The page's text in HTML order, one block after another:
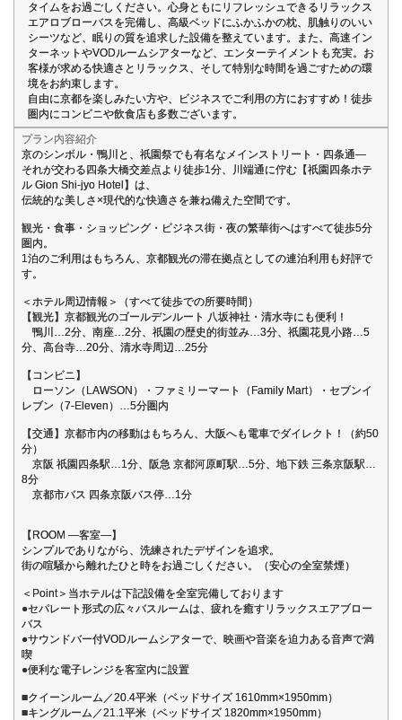
タイムをお過ごしください。心身ともにリフレッシュできるリラックス
エアロブローバスを完備し、高級ベッドにふかふかの枕、肌触りのいい
シーツなど、眠りの質を追求した設備を整えています。また、高速イン
ターネットやVODルームシアターなど、エンターテイメントも充実。お
客様が求める快適さとリラックス、そして特別な時間を過ごすための環
境をお約束します。
自由に京都を楽しみたい方や、ビジネスでご利用の方におすすめ！徒歩
圏内にコンビニや飲食店も多数ございます。
プラン内容紹介
京のシンボル・鴨川と、祇園祭でも有名なメインストリート・四条通―
それが交わる四条大橋交差点より徒歩1分、川端通に佇む【祇園四条ホテ
ル Gion Shi-jyo Hotel】は、
伝統的な美しさ×現代的な快適さを兼ね備えた空間です。
観光・食事・ショッピング・ビジネス街・夜の繁華街へはすべて徒歩5分
圏内。
1泊のご利用はもちろん、京都観光の滞在拠点としての連泊利用も好評で
す。
＜ホテル周辺情報＞（すべて徒歩での所要時間）
【観光】京都観光のゴールデンルート 八坂神社・清水寺にも便利！
鴨川…2分、南座…2分、祇園の歴史的街並み…3分、祇園花見小路…5
分、高台寺…20分、清水寺周辺…25分
【コンビニ】
ローソン（LAWSON）・ファミリーマート（Family Mart）・セブンイ
レブン（7-Eleven）…5分圏内
【交通】京都市内の移動はもちろん、大阪へも電車でダイレクト！（約50
分）
京阪 祇園四条駅…1分、阪急 京都河原町駅…5分、地下鉄 三条京阪駅…
8分
京都市バス 四条京阪バス停…1分
【ROOM ―客室―】
シンプルでありながら、洗練されたデザインを追求。
街の喧騒から離れたひと時をお過ごしください。（安心の全室禁煙）
＜Point＞当ホテルは下記設備を全室完備しております
●セパレート形式の広々バスルームは、疲れを癒すリラックスエアブロー
バス
●サウンドバー付VODルームシアターで、映画や音楽を迫力ある音声で満
喫
●便利な電子レンジを客室内に設置
■クイーンルーム／20.4平米（ベッドサイズ 1610mm×1950mm）
■キングルーム／21.1平米（ベッドサイズ 1820mm×1950mm）